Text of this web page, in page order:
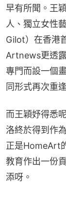
早有所聞。王
人、獨立女性
Gilot）在香港
Artnews更透
專門而設一個
同形式再次重
而王穎妤得悉
洛終於得到作
正是HomeArt
教育作出一份
添呀。